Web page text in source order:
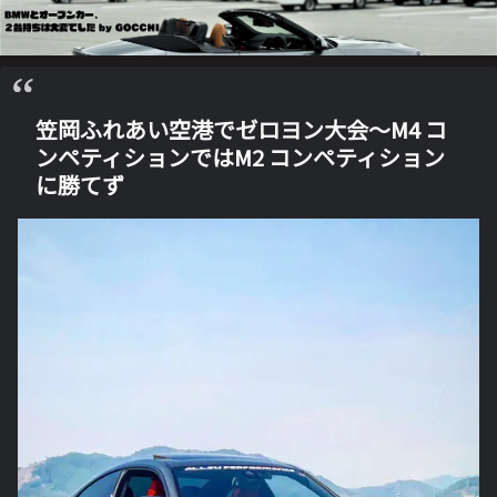
笠岡ふれあい空港でゼロヨン大会～M4 コ
ンペティションではM2 コンペティション
に勝てず